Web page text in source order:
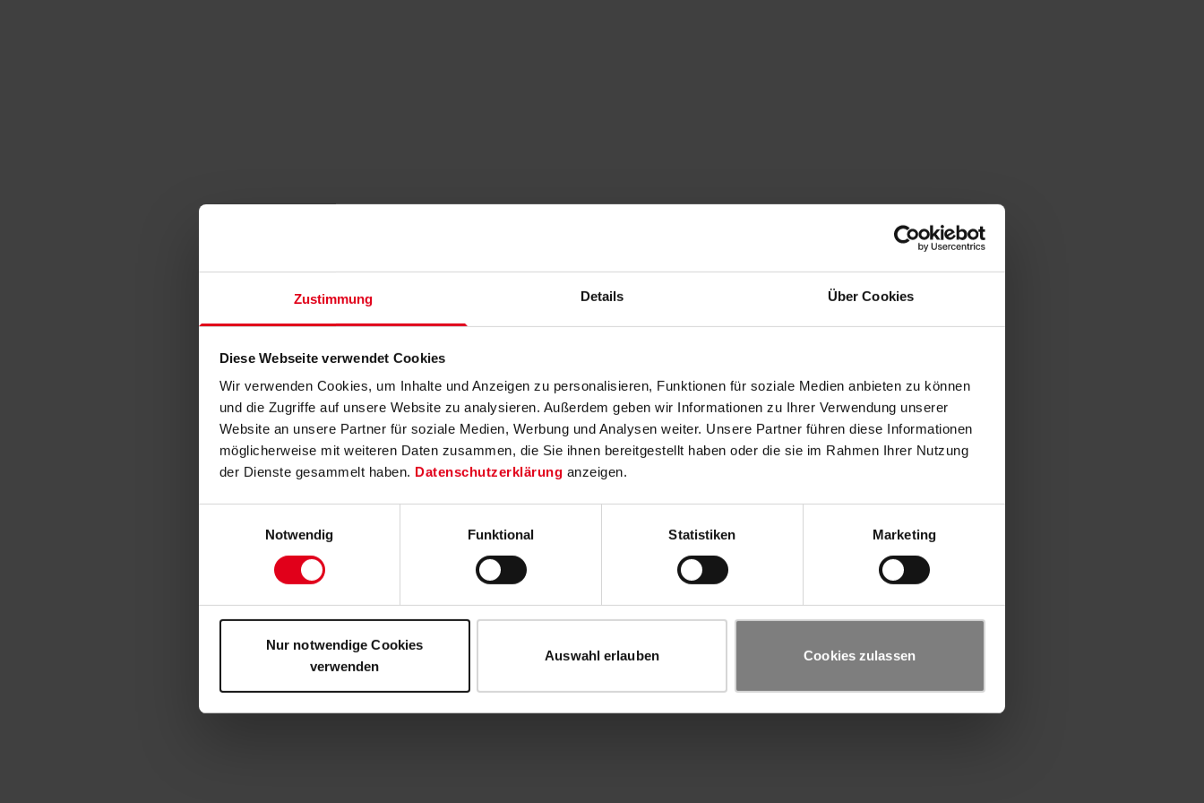
Zustimmung Details Über Cookies
Diese Webseite verwendet Cookies
Wir verwenden Cookies, um Inhalte und Anzeigen zu personalisieren, Funktionen für soziale Medien anbieten zu können
und die Zugriffe auf unsere Website zu analysieren. Außerdem geben wir Informationen zu Ihrer Verwendung unserer
Website an unsere Partner für soziale Medien, Werbung und Analysen weiter. Unsere Partner führen diese Informationen
möglicherweise mit weiteren Daten zusammen, die Sie ihnen bereitgestellt haben oder die sie im Rahmen Ihrer Nutzung
der Dienste gesammelt haben. Datenschutzerklärung anzeigen.
Notwendig
Funktional Statistiken Marketing
Nur notwendige Cookies
verwenden
Auswahl erlauben Cookies zulassen